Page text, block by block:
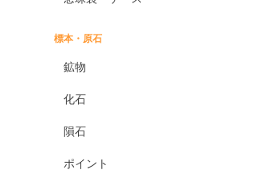
標本・原石
鉱物
化石
隕石
ポイント